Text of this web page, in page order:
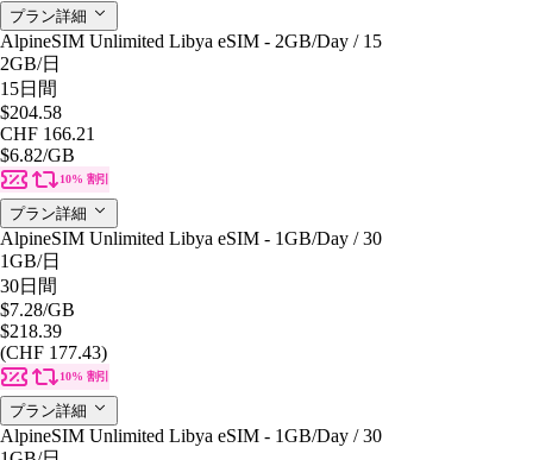
プラン詳細
AlpineSIM Unlimited Libya eSIM - 2GB/Day / 15
2GB/日
15日間
$204.58
CHF 166.21
$6.82/GB
10% 割引
プラン詳細
AlpineSIM Unlimited Libya eSIM - 1GB/Day / 30
1GB/日
30日間
$7.28/GB
$218.39
(CHF 177.43)
10% 割引
プラン詳細
AlpineSIM Unlimited Libya eSIM - 1GB/Day / 30